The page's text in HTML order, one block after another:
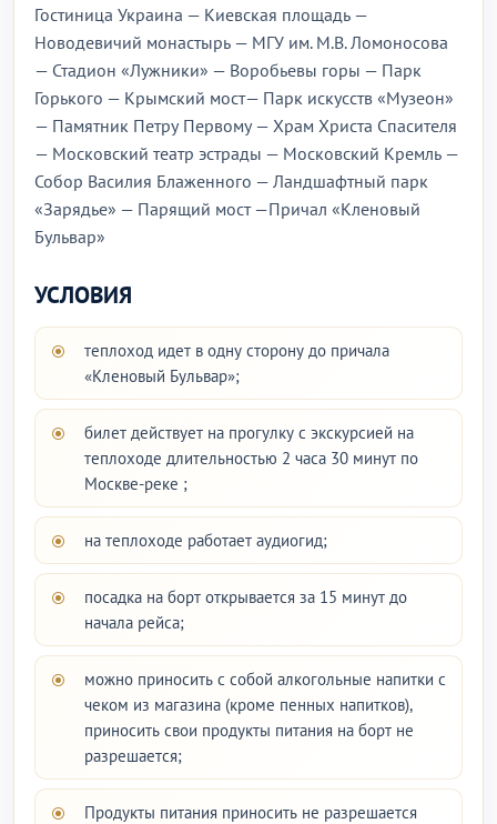
Гостиница Украина — Киевская площадь —
Новодевичий монастырь — МГУ им. М.В. Ломоносова
— Стадион «Лужники» — Воробьевы горы — Парк
Горького — Крымский мост— Парк искусств «Музеон»
— Памятник Петру Первому — Храм Христа Спасителя
— Московский театр эстрады — Московский Кремль —
Собор Василия Блаженного — Ландшафтный парк
«Зарядье» — Парящий мост —Причал «Кленовый
Бульвар»
УСЛОВИЯ
теплоход идет в одну сторону до причала
«Кленовый Бульвар»;
билет действует на прогулку с экскурсией на
теплоходе длительностью 2 часа 30 минут по
Москве-реке ;
на теплоходе работает аудиогид;
посадка на борт открывается за 15 минут до
начала рейса;
можно приносить с собой алкогольные напитки с
чеком из магазина (кроме пенных напитков),
приносить свои продукты питания на борт не
разрешается;
Продукты питания приносить не разрешается